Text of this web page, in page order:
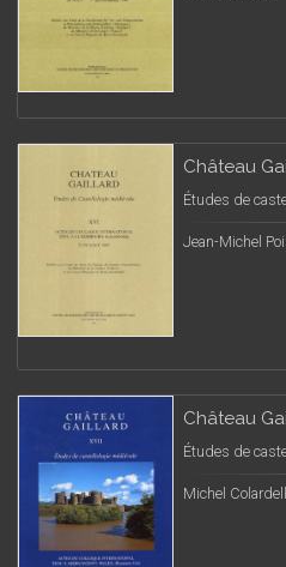
Château
Études de
Jean-Michel
Château
Études de
Michel